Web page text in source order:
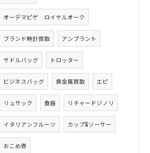
オーデマピゲ ロイヤルオーク
ブランド時計買取 アンプラント
サドルバッグ トロッター
ビジネスバッグ 貴金属買取 エピ
リュサック 食器 リチャードジノリ
イタリアンフルーツ カップ&ソーサー
おこめ券